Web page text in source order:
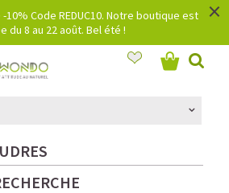
Code REDUC10. Notre boutique est
du 8 au 22 août. Bel été !
×